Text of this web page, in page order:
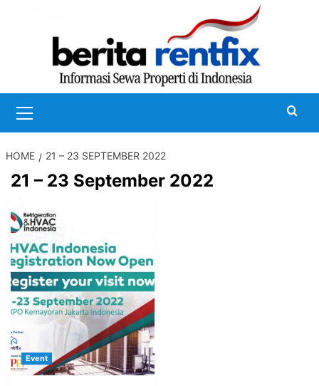
Menu
HOME 21 – 23 SEPTEMBER 2022
21 – 23 September 2022
Event